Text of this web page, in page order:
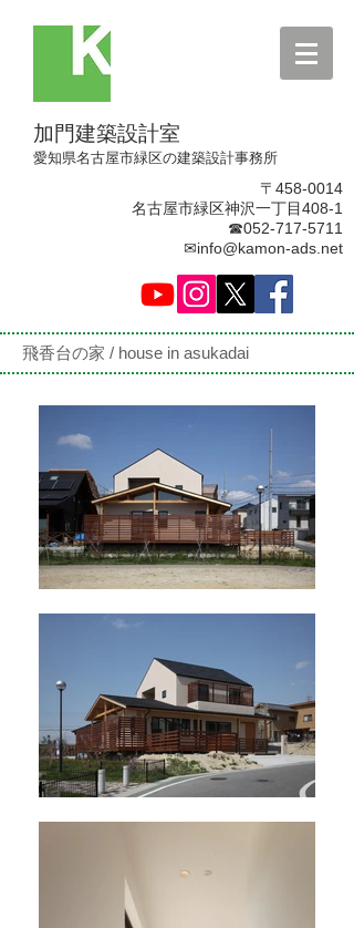
​愛知県名古屋市緑区の建築設計事務所
加門建築設計室
〒458-0014
名古屋市緑区神沢一丁目408-1
☎052-717-5711
✉info@kamon-ads.net
​飛香台の家 / house in asukadai